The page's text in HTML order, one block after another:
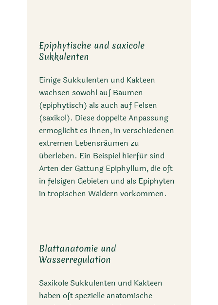
Epiphytische und saxicole
Sukkulenten
Einige Sukkulenten und Kakteen
wachsen sowohl auf Bäumen
(epiphytisch) als auch auf Felsen
(saxikol). Diese doppelte Anpassung
ermöglicht es ihnen, in verschiedenen
extremen Lebensräumen zu
überleben. Ein Beispiel hierfür sind
Arten der Gattung Epiphyllum, die oft
in felsigen Gebieten und als Epiphyten
in tropischen Wäldern vorkommen.
Blattanatomie und
Wasserregulation
Saxikole Sukkulenten und Kakteen
haben oft spezielle anatomische